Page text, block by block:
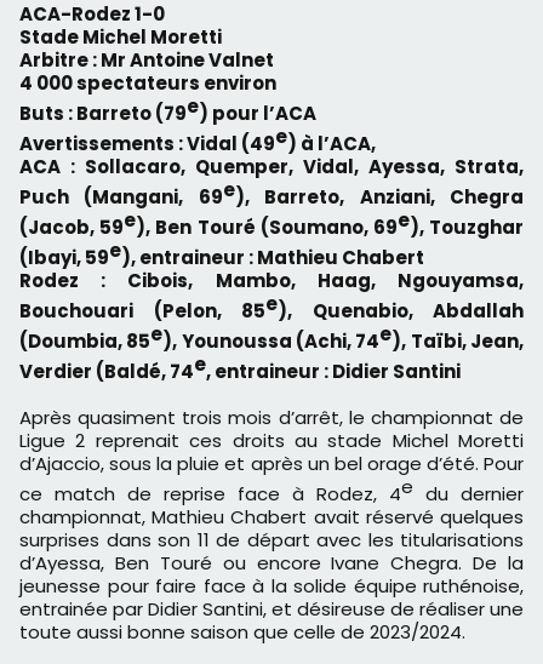
ACA-Rodez 1-0
Stade Michel Moretti
Arbitre : Mr Antoine Valnet
4 000 spectateurs environ
Buts : Barreto (79e) pour l’ACA
Avertissements : Vidal (49e) à l’ACA,
ACA : Sollacaro, Quemper, Vidal, Ayessa, Strata,
Puch (Mangani, 69e), Barreto, Anziani, Chegra
(Jacob, 59e), Ben Touré (Soumano, 69e), Touzghar
(Ibayi, 59e), entraineur : Mathieu Chabert
Rodez : Cibois, Mambo, Haag, Ngouyamsa,
Bouchouari (Pelon, 85e), Quenabio, Abdallah
(Doumbia, 85e), Younoussa (Achi, 74e), Taïbi, Jean,
Verdier (Baldé, 74e, entraineur : Didier Santini
Après quasiment trois mois d’arrêt, le championnat de
Ligue 2 reprenait ces droits au stade Michel Moretti
d’Ajaccio, sous la pluie et après un bel orage d’été. Pour
ce match de reprise face à Rodez, 4e du dernier
championnat, Mathieu Chabert avait réservé quelques
surprises dans son 11 de départ avec les titularisations
d’Ayessa, Ben Touré ou encore Ivane Chegra. De la
jeunesse pour faire face à la solide équipe ruthénoise,
entrainée par Didier Santini, et désireuse de réaliser une
toute aussi bonne saison que celle de 2023/2024.